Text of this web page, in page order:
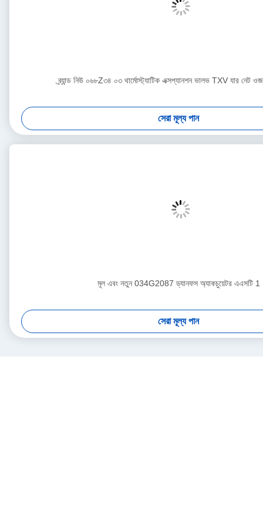
ব্র্যান্ড নিউ ০৬৮Z৩৪ ০৩ থার্মোস্ট্যাটিক এক্সপ্যানশন ভালভ TXV যার নেট
সেরা মূল্য পান
মূল এবং নতুন 034G2087 ড্যানফস অ্যাকচুয়েটর এএসটি 1
সেরা মূল্য পান